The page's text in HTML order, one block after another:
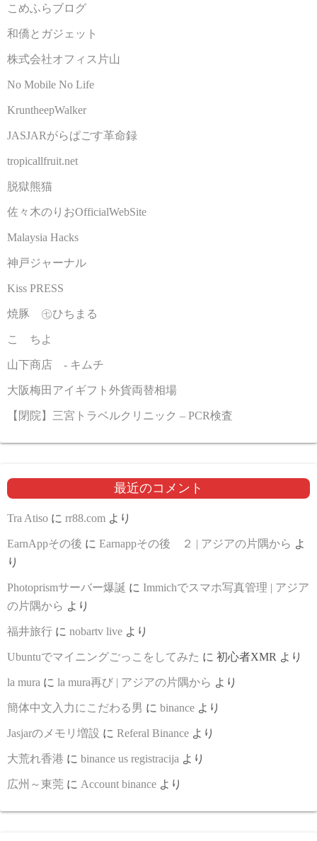
こめふらブログ
和僑とガジェット
株式会社オフィス片山
No Mobile No Life
KruntheepWalker
JASJARがらぱごす革命録
tropicallfruit.net
脱獄熊猫
佐々木のりおOfficialWebSite
Malaysia Hacks
神戸ジャーナル
Kiss PRESS
焼豚 ㊆ひちまる
こゝちよ
山下商店 - キムチ
大阪梅田アイギフト外貨両替相場
【閉院】三宮トラベルクリニック – PCR検査
最近のコメント
Tra Atiso に rr88.com より
EarnAppその後 に Earnappその後 ２ | アジアの片隅から よ
り
Photoprismサーバー爆誕 に Immichでスマホ写真管理 | アジア
の片隅から より
福井旅行 に nobartv live より
Ubuntuでマイニングごっこをしてみた に 初心者XMR より
la mura に la mura再び | アジアの片隅から より
簡体中文入力にこだわる男 に binance より
Jasjarのメモリ増設 に Referal Binance より
大荒れ香港 に binance us registracija より
広州～東莞 に Account binance より